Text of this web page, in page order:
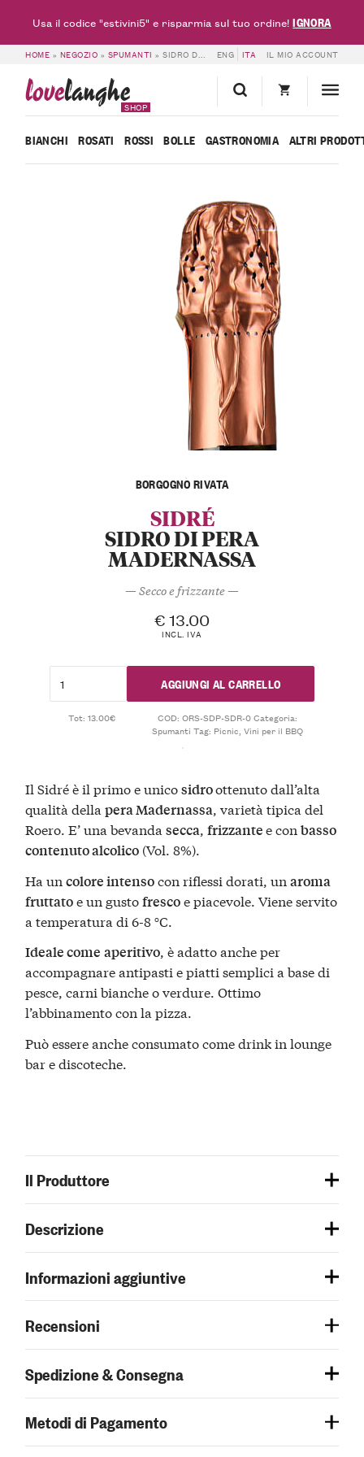
HOME » NEGOZIO » SPUMANTI »SIDRO DI PERE SIDRÉ – BORGOGNO RIVATA ENG ITA IL MIO ACCOUNT
lovelanghe
SHOP
BIANCHI ROSATI ROSSI BOLLE GASTRONOMIA ALTRI
BORGOGNO RIVATA
SIDRÉ
SIDRO DI PERA
MADERNASSA
— Secco e frizzante —
€ 13.00
INCL. IVA
AGGIUNGI AL CARRELLO
Tot: 13.00€ COD:ORS-SDP-SDR-0Categoria:
Spumanti Tag: Picnic,Vini per il BBQ
Il Sidré è il primo e unicosidroottenuto dall’alta
qualità dellapera Madernassa, varietà tipica del
Roero. E’ una bevandasecca,frizzantee conbasso
contenuto alcolico (Vol. 8%).
Ha uncolore intensocon riflessi dorati, unaroma
fruttatoe un gustofrescoe piacevole. Viene servito
a temperatura di 6-8 °C.
Ideale come aperitivo, è adatto anche per
accompagnare antipasti e piatti semplici a base di
pesce, carni bianche o verdure. Ottimo
l’abbinamento con la pizza.
Può essere anche consumato come drink in lounge
bar e discoteche.
Il Produttore
Descrizione
Informazioni aggiuntive
Recensioni
Spedizione & Consegna
Metodi di Pagamento
Usa il codice "estivini5" e risparmia sul tuo ordine!IGNORA